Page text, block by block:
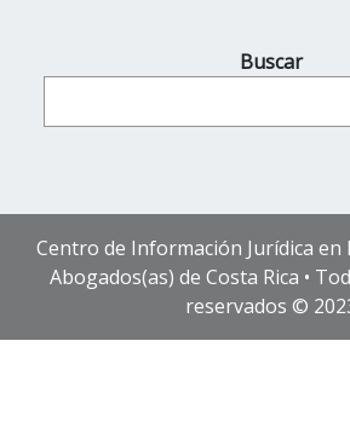
Buscar
Centro de Información Jurídica en
Abogados(as) de Costa Rica •
reservados ©